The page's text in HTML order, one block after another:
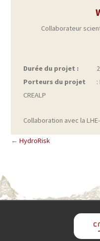
Collaborateur
Durée du projet :
Porteurs du projet
CREALP
Collaboration avec la LHE-
← HydroRisk